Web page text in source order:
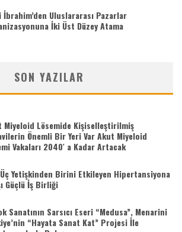
İbrahim’den Uluslararası Pazarlar
İki Üst Düzey Atama
SON YAZILAR
Miyeloid Lösemide Kişiselleştirilmiş
Önemli Bir Yeri Var Akut Miyeloid
Vakaları 2040′ a Kadar Artacak
Yetişkinden Birini Etkileyen Hipertansiyona
Güçlü İş Birliği
Sanatının Sarsıcı Eseri “Medusa”, Menarini
“Hayata Sanat Kat” Projesi İle